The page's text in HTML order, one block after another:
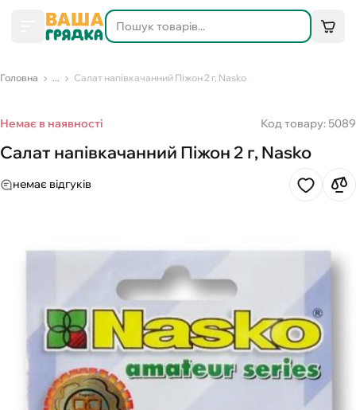
Головна ... Салат напівкачанний Піжон 2 г, Nasko
Немає в наявності Код товару: 5089
Салат напівкачанний Піжон 2 г, Nasko
немає відгуків